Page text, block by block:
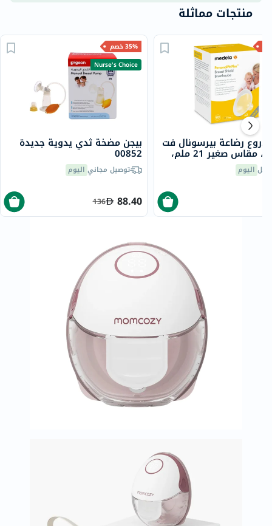
منتجات مماثلة
35% خصم
Nurse's Choice
بيجن مضخة ثدي يدوية جديدة
00852
توصيل مجاني اليوم
88.40
136
دروع رضاعة بيرسونال فت
فليكس، مقاس صغير 21 ملم،
2اليوم